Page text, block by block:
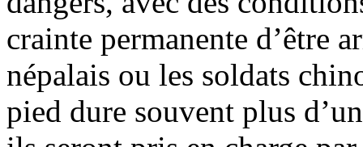
crainte permanente d’être
népalais ou les soldats
pied dure souvent plus